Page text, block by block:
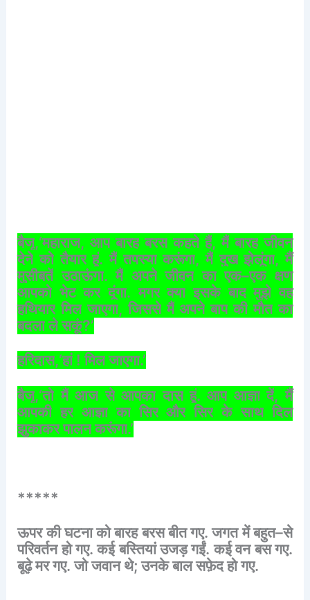
बैजू,‘महाराज,आप बारह बरस कहते हैं,मैं बारह जीवन
देने को तैयार हूं.मैं तपस्या करूंगा,मैं दुख झेलूंगा,मैं
मुसीबतें उठाऊंगा.मैं अपने जीवन का एक–एक क्षण
आपको भेट कर दूंगा.मगर क्या इसके बाद मुझे वह
हथियार मिल जाएगा,जिससे मैं अपने बाप की मौत का
बदला ले सकूं?’
हरिदास,‘हां !मिल जाएगा.’
बैजू,‘तो मैं आज से आपका दास हूं.आप आज्ञा दें,मैं
आपकी हर आज्ञा का सिर और सिर के साथ दिल
झुकाकर पालन करूंगा.’
*****
ऊपर की घटना को बारह बरस बीत गए.जगत में बहुत–से
परिवर्तन हो गए.कई बस्तियां उजड़ गईं.कई वन बस गए.
बूढ़ेमरगए.जोजवान थे;उनकेबालसफ़ेदहोगए.